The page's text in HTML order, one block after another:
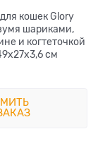
кошек Glory
шариками,
и когтеточкой
см